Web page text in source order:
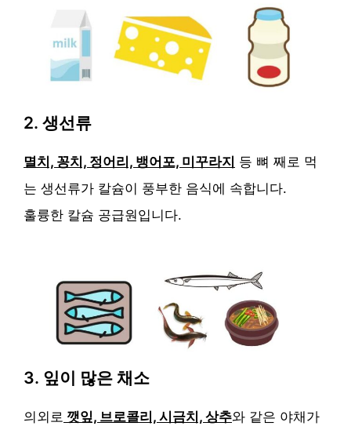
2. 생선류
멸치, 꽁치, 정어리, 뱅어포, 미꾸라지 등 뼈 째로 먹
는 생선류가 칼슘이 풍부한 음식에 속합니다.
훌륭한 칼슘 공급원입니다.
3. 잎이 많은 채소
의외로 깻잎, 브로콜리, 시금치, 상추와 같은 야채가